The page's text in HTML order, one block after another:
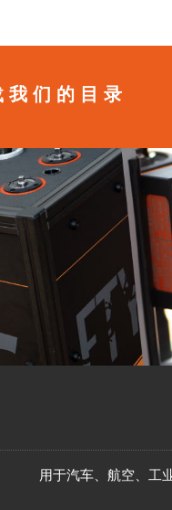
们的目录
用于汽车、航空、工